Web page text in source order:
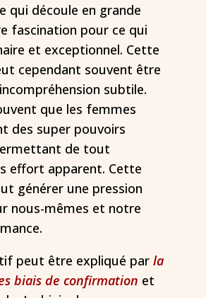
qui découle en grande
fascination pour ce qui
et exceptionnel. Cette
cependant souvent être
subtile.
que les femmes
des super pouvoirs
de tout
effort apparent. Cette
générer une pression
nous-mêmes et notre
peut être expliqué par la
biais de confirmation et